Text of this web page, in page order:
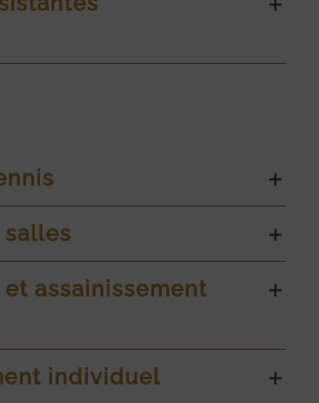
salles
et assainissement
individuel